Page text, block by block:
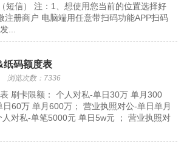
短信） 注：1、想使用您当前的位置选择好
注册商户 电脑端用任意带扫码功能APP扫码
...
纸码额度表
浏览次数：7336
刷卡限额： 个人对私-单日30万 单月300
60万 单月600万； 营业执照对公-单日单月
对私-单笔5000元 单日5w元 ； 营业执照对